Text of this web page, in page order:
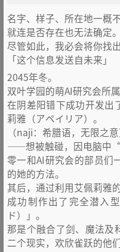
名字、样子、所在地一概不
就连是否存在也无法确定。
尽管如此，我必会将你
「这个信息发送自未来」
2045年冬。
双叶学园的萌AI研究会所
在阴差阳错下成功开发出
莉雅（アペイリア）。
（naji：希腊语，无限之意
——想被触碰，因电脑中“
零一和AI研究会的部员们
的她的方法。
其后，通过利用艾佩莉雅的
成功制作出了完全潜入
ド）」。
那是个融合了剑、魔法及
二个现实，欢欣雀跃的他